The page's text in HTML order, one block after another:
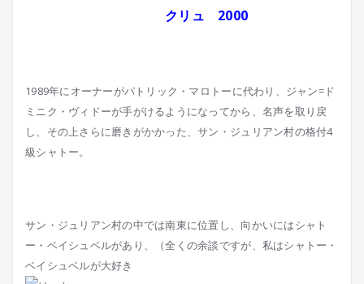
クリュ 2000
1989年にオーナーがパトリック・マロトーに代わり、ジャン=ド
ミニク・ヴィドーが手がけるようになってから、名声を取り戻
し、その上さらに磨きがかかった、サン・ジュリアン村の格付4
級シャトー。
サン・ジュリアン村の中では南東に位置し、向かいにはシャ ト
ー・ベイシュベルがあり、
（全くの余談ですが、私はシャトー・
ベイシュベルが大好き